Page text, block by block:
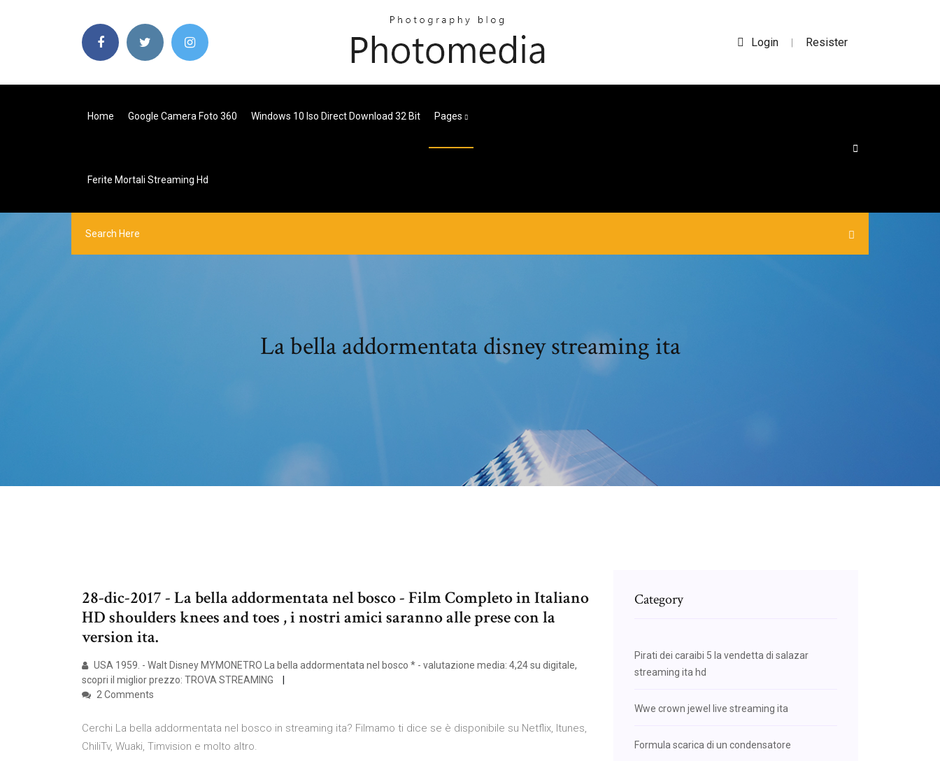
Login | Resister
Home Google Camera Foto 360 Windows 10 Iso Direct Download 32 Bit Pages
Ferite Mortali Streaming Hd
La bella addormentata disney streaming ita
28-dic-2017 - La bella addormentata nel bosco - Film Completo in Italiano
HD shoulders knees and toes , i nostri amici saranno alle prese con la
version ita.
USA 1959. - Walt Disney MYMONETRO La bella addormentata nel bosco * - valutazione media: 4,24 su digitale,
scopri il miglior prezzo: TROVA STREAMING
2 Comments
Cerchi La bella addormentata nel bosco in streaming ita? Filmamo ti dice se è disponibile su Netflix, Itunes,
ChiliTv, Wuaki, Timvision e molto altro.
Category
Pirati dei caraibi 5 la vendetta di salazar
streaming ita hd
Wwe crown jewel live streaming ita
Formula scarica di un condensatore